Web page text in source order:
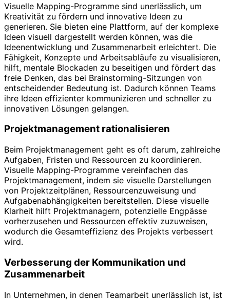
Visuelle Mapping-Programme sind unerlässlich, um
Kreativität zu fördern und innovative Ideen zu
generieren. Sie bieten eine Plattform, auf der komplexe
Ideen visuell dargestellt werden können, was die
Ideenentwicklung und Zusammenarbeit erleichtert. Die
Fähigkeit, Konzepte und Arbeitsabläufe zu visualisieren,
hilft, mentale Blockaden zu beseitigen und fördert das
freie Denken, das bei Brainstorming-Sitzungen von
entscheidender Bedeutung ist. Dadurch können Teams
ihre Ideen effizienter kommunizieren und schneller zu
innovativen Lösungen gelangen.
Projektmanagement rationalisieren
Beim Projektmanagement geht es oft darum, zahlreiche
Aufgaben, Fristen und Ressourcen zu koordinieren.
Visuelle Mapping-Programme vereinfachen das
Projektmanagement, indem sie visuelle Darstellungen
von Projektzeitplänen, Ressourcenzuweisung und
Aufgabenabhängigkeiten bereitstellen. Diese visuelle
Klarheit hilft Projektmanagern, potenzielle Engpässe
vorherzusehen und Ressourcen effektiv zuzuweisen,
wodurch die Gesamteffizienz des Projekts verbessert
wird.
Verbesserung der Kommunikation und
Zusammenarbeit
In Unternehmen, in denen Teamarbeit unerlässlich ist, ist